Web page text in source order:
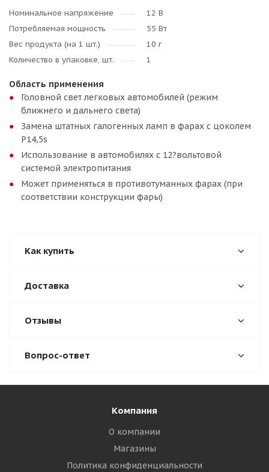
Номинальное напряжение
12 В
Потребляемая мощность
55 Вт
Вес продукта (на 1 шт.)
10 г
Количество в упаковке, шт.
1
Область применения
Головной свет легковых автомобилей (режим
ближнего и дальнего света)
Замена штатных галогенных ламп в фарах с цоколем
P14,5s
Использование в автомобилях с 12?вольтовой
системой электропитания
Может применяться в противотуманных фарах (при
соответствии конструкции фары)
Как купить
Доставка
Отзывы
Вопрос-ответ
Компания
О компании
Магазины
Политика конфиденциальности